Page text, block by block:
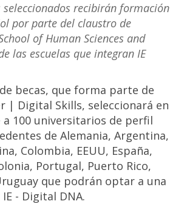
seleccionados recibirán formación
por parte del claustro de
of Human Sciences and
las escuelas que integran IE
becas, que forma parte de
| Digital Skills, seleccionará en
100 universitarios de perfil
de Alemania, Argentina,
Colombia, EEUU, España,
Portugal, Puerto Rico,
que podrán optar a una
- Digital DNA.